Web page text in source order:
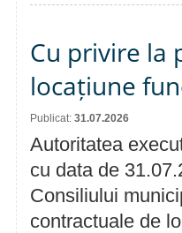
Cu privire la
locațiune
Publicat: 31.07.2026
Autoritatea
cu data de
Consiliului
contractuale de